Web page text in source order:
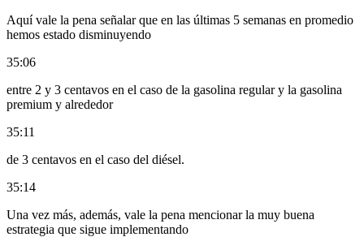
Aquí vale la pena señalar que en las últimas 5 semanas en promedio
hemos estado disminuyendo
35:06
entre 2 y 3 centavos en el caso de la gasolina regular y la gasolina
premium y alrededor
35:11
de 3 centavos en el caso del diésel.
35:14
Una vez más, además, vale la pena mencionar la muy buena
estrategia que sigue implementando